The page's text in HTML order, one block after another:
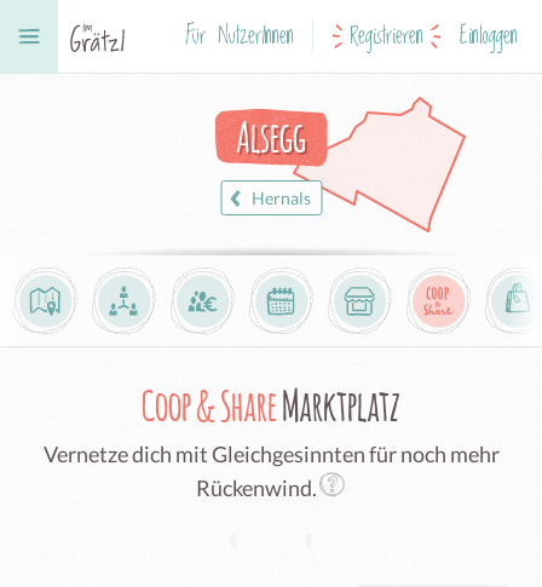
Für NutzerInnen Registrieren Einloggen
Alsegg
Hernals
Coop & ShareMarktplatz
Vernetze dich mit Gleichgesinnten für noch mehr
Rückenwind.